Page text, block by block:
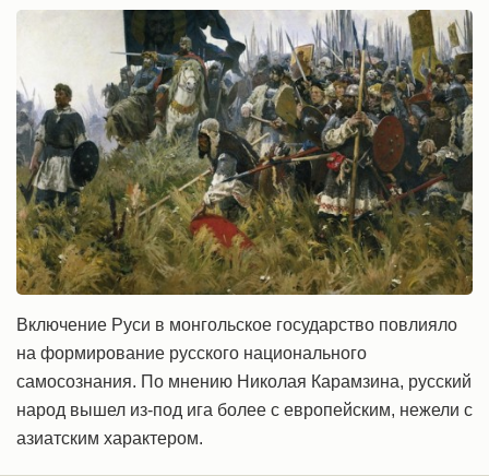
Включение Руси в монгольское государство повлияло
на формирование русского национального
самосознания. По мнению Николая Карамзина, русский
народ вышел из-под ига более с европейским, нежели с
азиатским характером.